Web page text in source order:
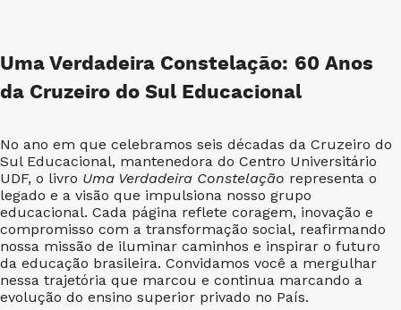
Uma Verdadeira Constelação: 60 Anos
da Cruzeiro do Sul Educacional
No ano em que celebramos seis décadas da Cruzeiro do
Sul Educacional, mantenedora do Centro Universitário
UDF, o livro Uma Verdadeira Constelação representa o
legado e a visão que impulsiona nosso grupo
educacional. Cada página reflete coragem, inovação e
compromisso com a transformação social, reafirmando
nossa missão de iluminar caminhos e inspirar o futuro
da educação brasileira. Convidamos você a mergulhar
nessa trajetória que marcou e continua marcando a
evolução do ensino superior privado no País.